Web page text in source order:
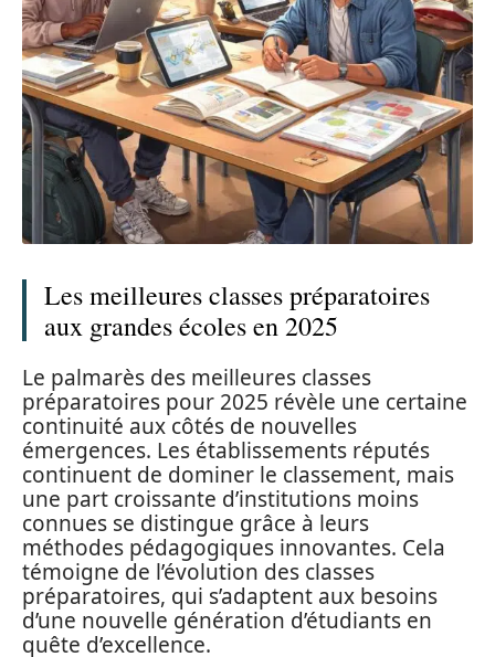
Les meilleures classes préparatoires
aux grandes écoles en 2025
Le palmarès des meilleures classes
préparatoires pour 2025 révèle une certaine
continuité aux côtés de nouvelles
émergences. Les établissements réputés
continuent de dominer le classement, mais
une part croissante d’institutions moins
connues se distingue grâce à leurs
méthodes pédagogiques innovantes. Cela
témoigne de l’évolution des classes
préparatoires, qui s’adaptent aux besoins
d’une nouvelle génération d’étudiants en
quête d’excellence.